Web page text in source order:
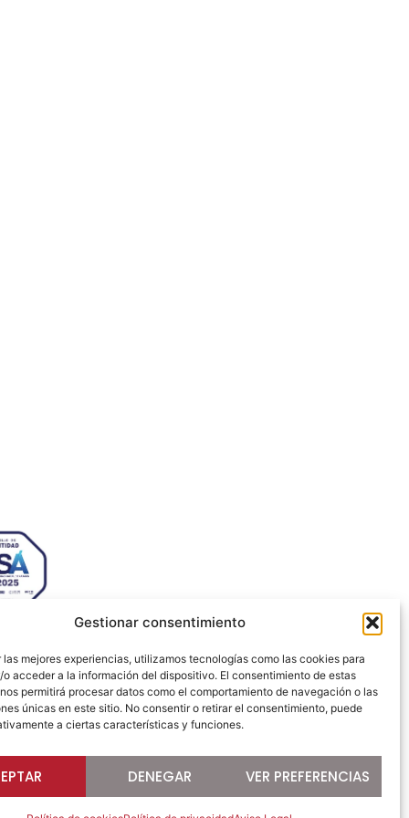
Gestionar consentimiento
las mejores experiencias, utilizamos tecnologías como las cookies para
o acceder a la información del dispositivo. El consentimiento de estas
permitirá procesar datos como el comportamiento de navegación o las
únicas en este sitio. No consentir o retirar el consentimiento, puede
a ciertas características y funciones.
DENEGAR VER PREFERENCIAS
Desarrollado por